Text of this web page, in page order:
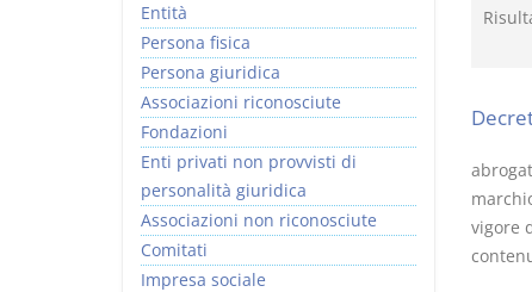
vigore
Entità
Persona fisica
Persona giuridica
Associazioni riconosciute
Fondazioni
Enti privati non provvisti di
personalità giuridica
Associazioni non riconosciute
Comitati
Impresa sociale